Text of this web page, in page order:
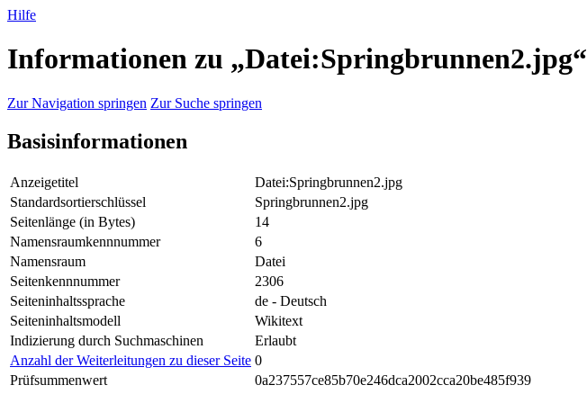
Hilfe
Informationen zu „Datei:Springbrunnen2.jpg“
Zur Navigation springen Zur Suche springen
Basisinformationen
Anzeigetitel
Datei:Springbrunnen2.jpg
Standardsortierschlüssel
Springbrunnen2.jpg
Seitenlänge (in Bytes)
14
Namensraumkennnummer
6
Namensraum
Datei
Seitenkennnummer
2306
Seiteninhaltssprache
de - Deutsch
Seiteninhaltsmodell
Wikitext
Indizierung durch Suchmaschinen
Erlaubt
Anzahl der Weiterleitungen zu dieser Seite 0
Prüfsummenwert
0a237557ce85b70e246dca2002cca20be485f939